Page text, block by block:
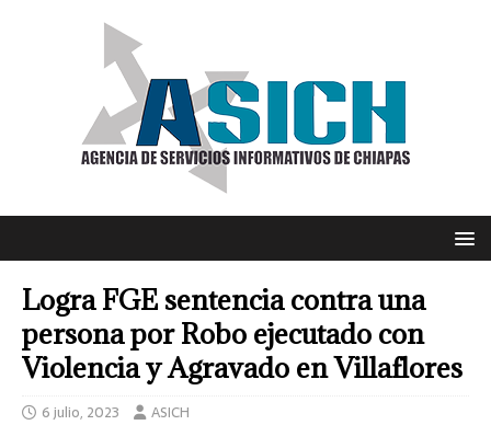
Logra FGE sentencia contra una
persona por Robo ejecutado con
Violencia y Agravado en Villaflores
6 julio, 2023 ASICH